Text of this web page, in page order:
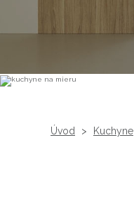
Úvod > Kuchyne